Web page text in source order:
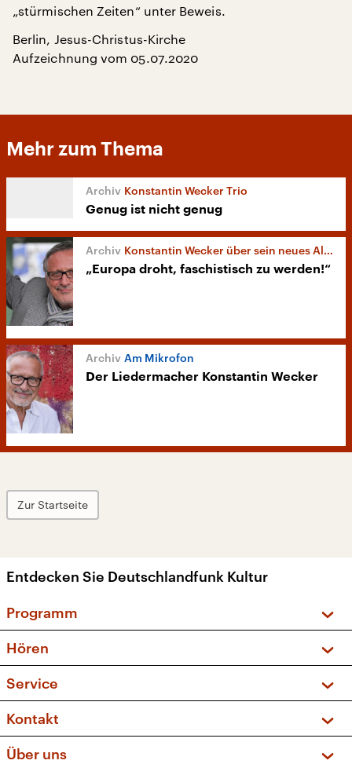
„stürmischen Zeiten“ unter Beweis.
Berlin, Jesus-Christus-Kirche
Aufzeichnung vom 05.07.2020
Mehr zum Thema
Konstantin Wecker Trio
Genug ist nicht genug
Konstantin Wecker über sein neues Album „Sage Nein!“
„Europa droht, faschistisch zu werden!“
Am Mikrofon
Der Liedermacher Konstantin Wecker
Zur Startseite
Entdecken Sie Deutschlandfunk Kultur
Programm
Sendungen und Podcasts
Musikliste
Kakadu – Das Kinderprogramm
Hören
Frequenzen (UKW + DAB+)
Service
FAQ
Apps
Kontakt
Über uns